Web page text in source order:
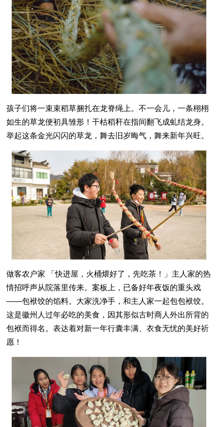
孩子们将一束束稻草捆扎在龙脊绳上。不一会儿，一条栩栩
如生的草龙便初具雏形！干枯稻秆在指间翻飞成虬结龙身。
举起这条金光闪闪的草龙，舞去旧岁晦气，舞来新年兴旺。
做客农户家 「快进屋，火桶煨好了，先吃茶！」主人家的热
情招呼声从院落里传来。案板上，已备好年夜饭的重头戏
——包袱饺的馅料。大家洗净手，和主人家一起包包袱饺。
这是徽州人过年必吃的美食，因其形似古时商人外出所背的
包袱而得名。表达着对新一年行囊丰满、衣食无忧的美好祈
愿！